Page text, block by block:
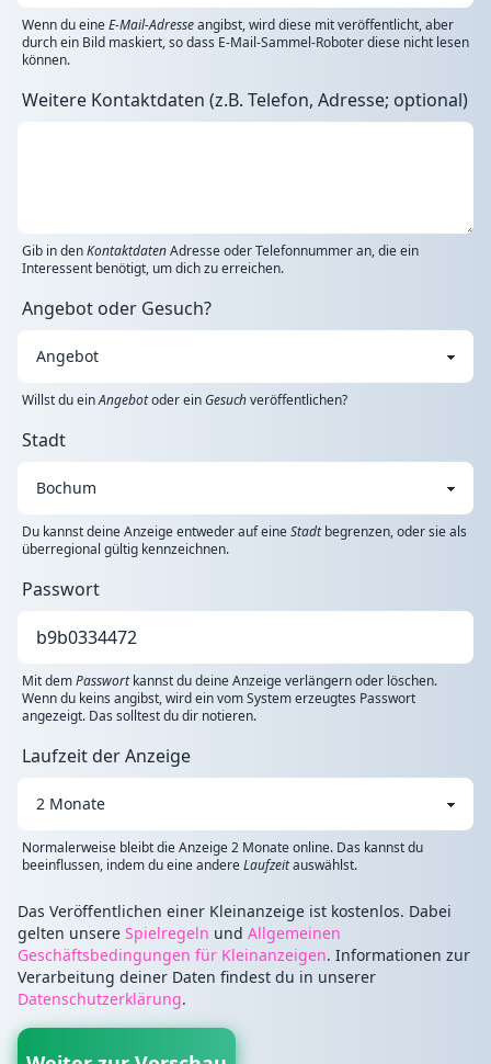
Wenn du eineE-Mail-Adresseangibst, wird diese mit veröffentlicht, aber
durch ein Bild maskiert, so dass E-Mail-Sammel-Roboter diese nicht lesen
können.
Weitere Kontaktdaten (z.B. Telefon, Adresse; optional)
Gib in denKontaktdatenAdresse oder Telefonnummer an, die ein
Interessent benötigt, um dich zu erreichen.
Angebot oder Gesuch?
Willst du einAngebotoder einGesuchveröffentlichen?
Stadt
Du kannst deine Anzeige entweder auf eineStadtbegrenzen, oder sie als
überregional gültig kennzeichnen.
Passwort
Mit demPasswortkannst du deine Anzeige verlängern oder löschen.
Wenn du keins angibst, wird ein vom System erzeugtes Passwort
angezeigt. Das solltest du dir notieren.
Laufzeit der Anzeige
Normalerweise bleibt die Anzeige 2 Monate online. Das kannst du
beeinflussen, indem du eine andereLaufzeitauswählst.
Das Veröffentlichen einer Kleinanzeige ist kostenlos. Dabei
gelten unsere Spielregeln und Allgemeinen
Geschäftsbedingungen für Kleinanzeigen. Informationen zur
Verarbeitung deiner Daten findest du in unserer
Datenschutzerklärung.